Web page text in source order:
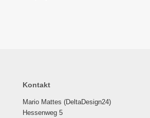
Kontakt
Mario Mattes (DeltaDesign24)
Hessenweg 5